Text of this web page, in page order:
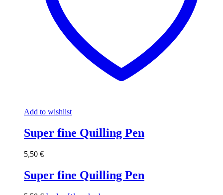
Add to wishlist
Super fine Quilling Pen
5,50 €
Super fine Quilling Pen